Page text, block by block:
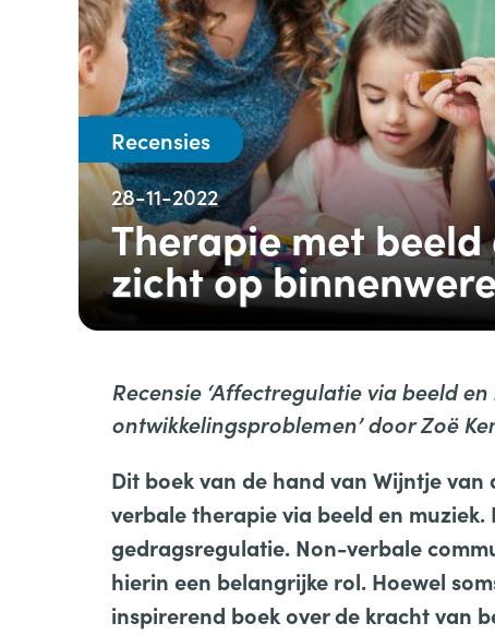
Recensies
28-11-2022
Therapie met
zicht op
Recensie ‘Affectregulatie via beeld
ontwikkelingsproblemen’ door Zoë
Dit boek van de hand van Wijntje
verbale therapie via beeld en
gedragsregulatie. Non-verbale
hierin een belangrijke rol. Hoewel
inspirerend boek over de kracht van